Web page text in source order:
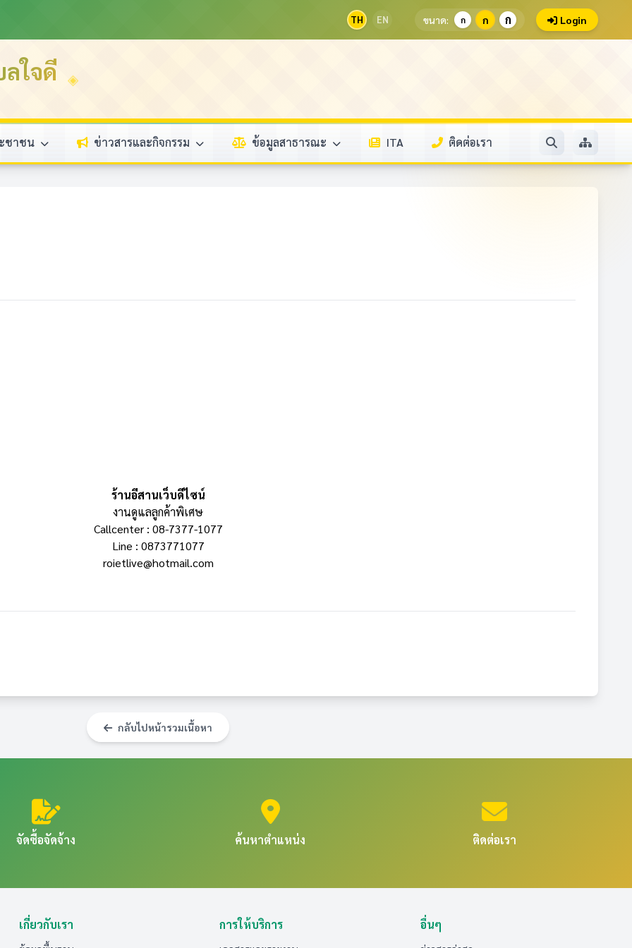
TH EN ขนาด: ก ก ก Login
ใจดี
ชาชน ข่าวสารและกิจกรรม ข้อมูลสาธารณะ ITA ติดต่อเรา
ร้านอีสานเว็บดีไซน์
งานดูแลลูกค้าพิเศษ
Callcenter : 08-7377-1077
Line : 0873771077
roietlive@hotmail.com
กลับไปหน้ารวมเนื้อหา
จัดซื้อจัดจ้าง ค้นหาตำแหน่ง ติดต่อเรา
เกี่ยวกับเรา การให้บริการ อื่นๆ